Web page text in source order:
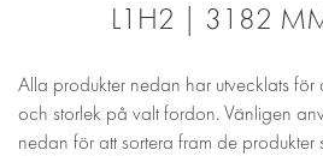
L1H2 | 3182
Alla produkter nedan har utvecklats för
och storlek på valt fordon. Vänligen
nedan för att sortera fram de produkter